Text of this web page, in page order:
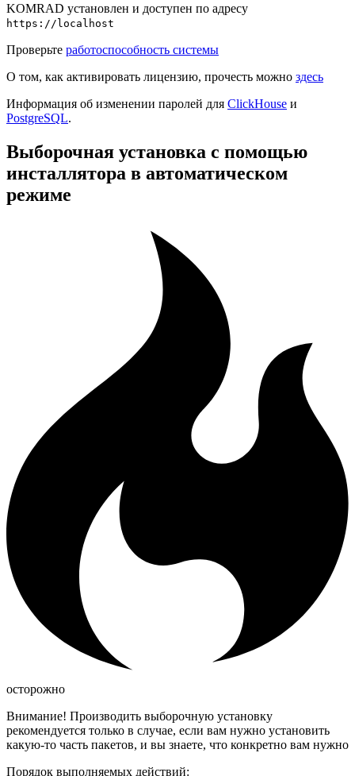
KOMRAD установлен и доступен по адресу
https://localhost
Проверьте работоспособность системы
О том, как активировать лицензию, прочесть можно здесь
Информация об изменении паролей для ClickHouse и
PostgreSQL.
Выборочная установка с помощью
инсталлятора в автоматическом
режиме
осторожно
Внимание! Производить выборочную установку
рекомендуется только в случае, если вам нужно установить
какую-то часть пакетов, и вы знаете, что конкретно вам нужно
Порядок выполняемых действий: